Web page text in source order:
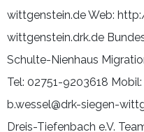
wittgenstein.de Web:
wittgenstein.drk.de
Schulte-Nienhaus
Tel: 02751-9203618
b.wessel@drk-siegen-
Dreis-Tiefenbach e.V.